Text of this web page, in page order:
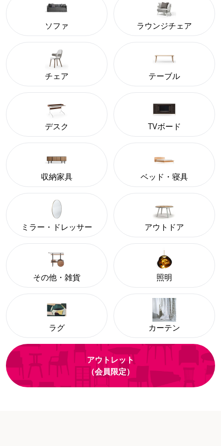
ソファ ラウンジチェア
チェア テーブル
デスク TVボード
収納家具 ベッド・寝具
ミラー・ドレッサー アウトドア
その他・雑貨 照明
ラグ カーテン
アウトレット
（会員限定）